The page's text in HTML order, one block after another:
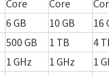
Core
Core
6 GB 10 GB
16
500 GB 1 TB 4
1 GHz 1 GHz
1